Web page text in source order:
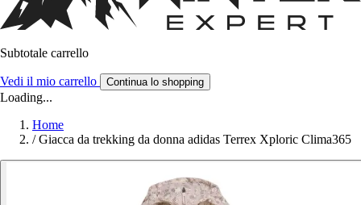
Subtotale carrello
Vedi il mio carrello Continua lo shopping
Loading...
Home
/ Giacca da trekking da donna adidas Terrex Xploric Clima365